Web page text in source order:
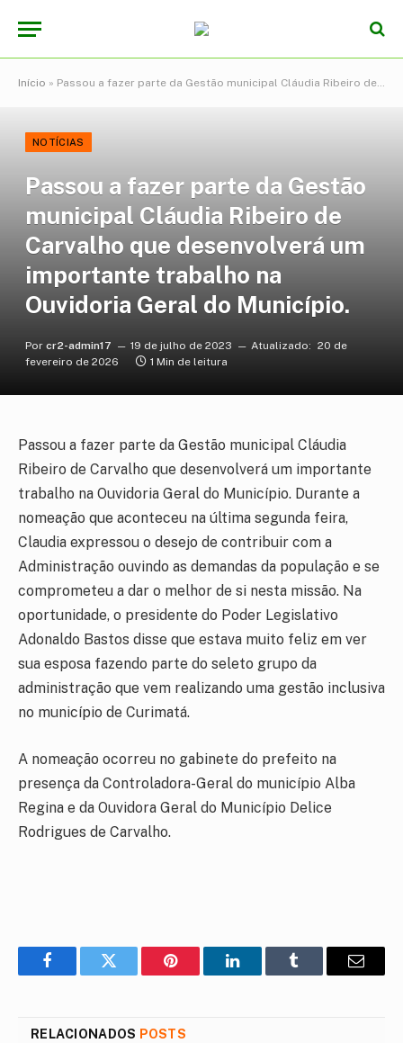
Início » Passou a fazer parte da Gestão municipal Cláudia Ribeiro de Carvalho que desenvolverá um importante trabalho na Ouvidoria Geral do Município.
NOTÍCIAS
Passou a fazer parte da Gestão
municipal Cláudia Ribeiro de
Carvalho que desenvolverá um
importante trabalho na
Ouvidoria Geral do Município.
Por cr2-admin17 19 de julho de 2023 Atualizado: 20 de
fevereiro de 2026
1 Min de leitura
Passou a fazer parte da Gestão municipal Cláudia
Ribeiro de Carvalho que desenvolverá um importante
trabalho na Ouvidoria Geral do Município. Durante a
nomeação que aconteceu na última segunda feira,
Claudia expressou o desejo de contribuir com a
Administração ouvindo as demandas da população e se
comprometeu a dar o melhor de si nesta missão. Na
oportunidade, o presidente do Poder Legislativo
Adonaldo Bastos disse que estava muito feliz em ver
sua esposa fazendo parte do seleto grupo da
administração que vem realizando uma gestão inclusiva
no município de Curimatá.
A nomeação ocorreu no gabinete do prefeito na
presença da Controladora-Geral do município Alba
Regina e da Ouvidora Geral do Município Delice
Rodrigues de Carvalho.
FacebookTwitter Pinterest LinkedInTumblr
E-
RELACIONADOS POSTS